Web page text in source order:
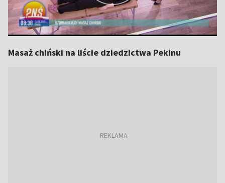
Masaż chiński na liście dziedzictwa Pekinu